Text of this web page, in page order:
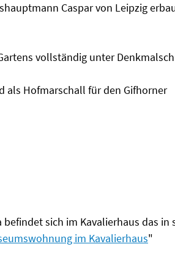
Caspar von Leipzig
vollständig unter
als Hofmarschall für den Gifhorner
sich im Kavalierhaus das in
im Kavalierhaus"